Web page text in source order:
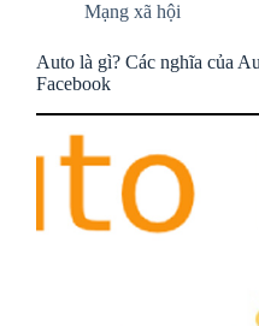
Mạng xã hội
Auto là gì? Các nghĩa của
Facebook